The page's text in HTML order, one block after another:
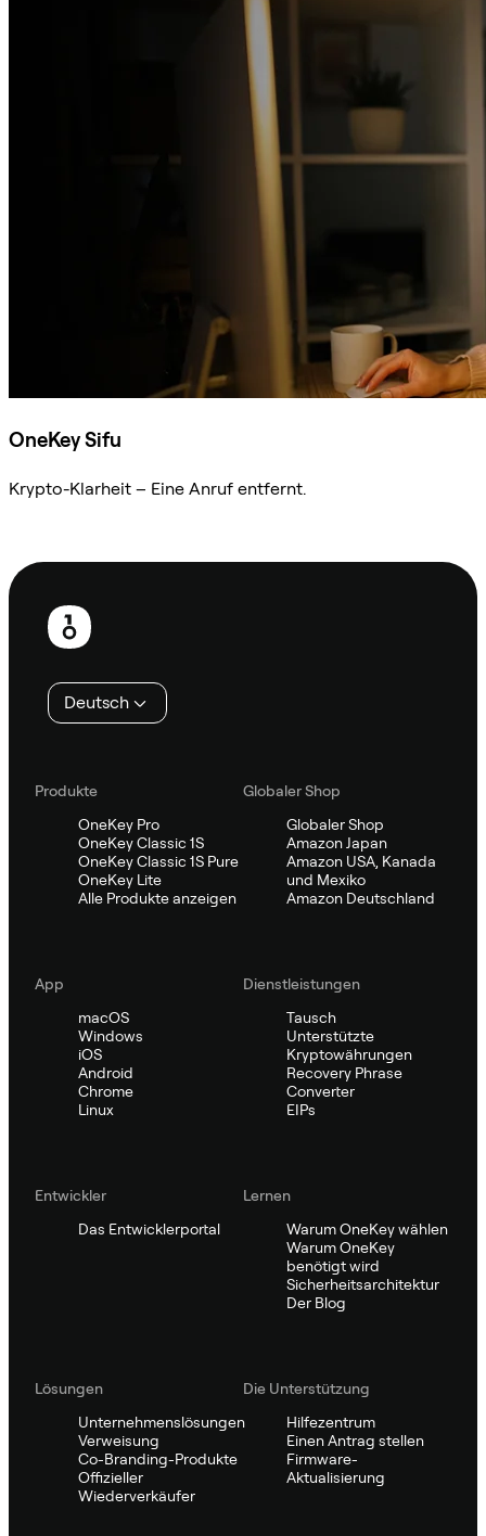
OneKey Sifu
Krypto-Klarheit – Eine Anruf entfernt.
Fußzeile
Deutsch
Produkte
OneKey Pro
OneKey Classic 1S
OneKey Classic 1S Pure
OneKey Lite
Alle Produkte anzeigen
Globaler Shop
Globaler Shop
Amazon Japan
Amazon USA, Kanada
und Mexiko
Amazon Deutschland
App
macOS
Windows
iOS
Android
Chrome
Linux
Dienstleistungen
Tausch
Unterstützte
Kryptowährungen
Recovery Phrase
Converter
EIPs
Entwickler
Das Entwicklerportal
Lernen
Warum OneKey wählen
Warum OneKey
benötigt wird
Sicherheitsarchitektur
Der Blog
Lösungen
Unternehmenslösungen
Verweisung
Co-Branding-Produkte
Offizieller
Wiederverkäufer
Die Unterstützung
Hilfezentrum
Einen Antrag stellen
Firmware-
Aktualisierung